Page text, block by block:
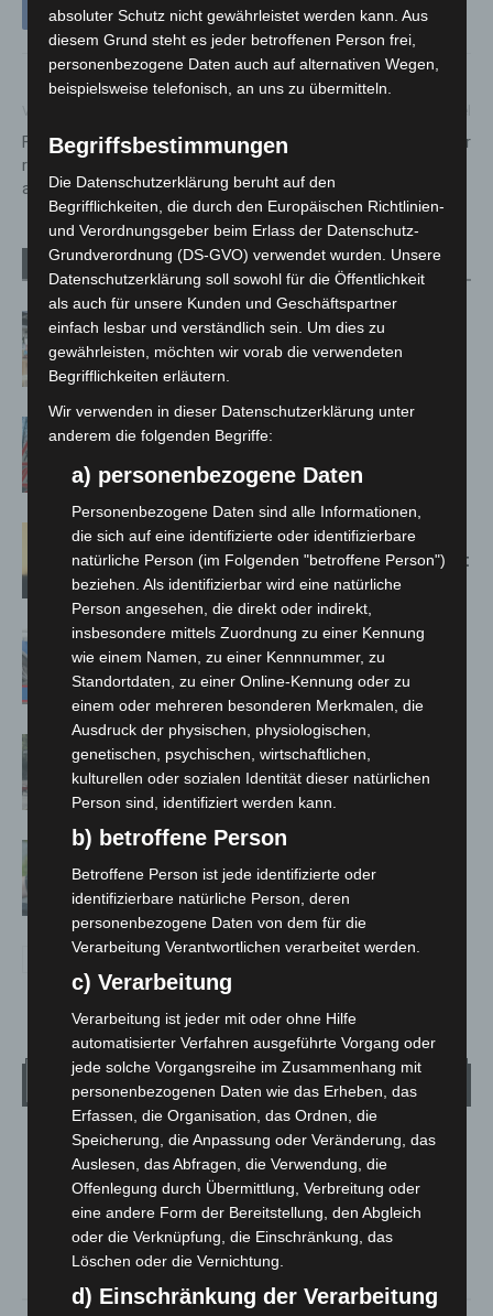
Filmreife Tat auf der A2: Diebe
rauben Lkw während der Fahrt
aus
Ostern geänderte Müllabfuhr
Verwandte Artikel Mehr vom Autor
Kunst trifft Weingenuss: Barbara-
Susann Mehring zeigt ihre Werke im
Jacques’ Wein-Depot Isernhagen
A2: Zweite Turbobaustelle startet
Bothfeld
Hannover: Erste Tigermücken-
Population in Niedersachsen entdeckt
Mann läuft mit Hockeyschläger über
A7 – Polizei sucht Zeugen
Gasleitung bei McDonald’s-Umbau in
Langenhagen beschädigt
Langenhagen: Autofahrer mit 3,17
Promille aus dem Verkehr gezogen
LANGENHAGEN
30.9°C 32.2°
absoluter Schutz nicht gewährleistet werden kann. Aus
diesem Grund steht es jeder betroffenen Person frei,
personenbezogene Daten auch auf alternativen Wegen,
beispielsweise telefonisch, an uns zu übermitteln.
Begriffsbestimmungen
Die Datenschutzerklärung beruht auf den
Begrifflichkeiten, die durch den Europäischen Richtlinien-
und Verordnungsgeber beim Erlass der Datenschutz-
Grundverordnung (DS-GVO) verwendet wurden. Unsere
Datenschutzerklärung soll sowohl für die Öffentlichkeit
als auch für unsere Kunden und Geschäftspartner
einfach lesbar und verständlich sein. Um dies zu
gewährleisten, möchten wir vorab die verwendeten
Begrifflichkeiten erläutern.
Wir verwenden in dieser Datenschutzerklärung unter
anderem die folgenden Begriffe:
a) personenbezogene Daten
Personenbezogene Daten sind alle Informationen,
die sich auf eine identifizierte oder identifizierbare
natürliche Person (im Folgenden "betroffene Person")
beziehen. Als identifizierbar wird eine natürliche
Person angesehen, die direkt oder indirekt,
insbesondere mittels Zuordnung zu einer Kennung
wie einem Namen, zu einer Kennnummer, zu
Standortdaten, zu einer Online-Kennung oder zu
einem oder mehreren besonderen Merkmalen, die
Ausdruck der physischen, physiologischen,
genetischen, psychischen, wirtschaftlichen,
kulturellen oder sozialen Identität dieser natürlichen
Person sind, identifiziert werden kann.
b) betroffene Person
Betroffene Person ist jede identifizierte oder
identifizierbare natürliche Person, deren
personenbezogene Daten von dem für die
Verarbeitung Verantwortlichen verarbeitet werden.
c) Verarbeitung
Verarbeitung ist jeder mit oder ohne Hilfe
automatisierter Verfahren ausgeführte Vorgang oder
jede solche Vorgangsreihe im Zusammenhang mit
personenbezogenen Daten wie das Erheben, das
Erfassen, die Organisation, das Ordnen, die
Speicherung, die Anpassung oder Veränderung, das
Auslesen, das Abfragen, die Verwendung, die
Offenlegung durch Übermittlung, Verbreitung oder
eine andere Form der Bereitstellung, den Abgleich
oder die Verknüpfung, die Einschränkung, das
Löschen oder die Vernichtung.
d) Einschränkung der Verarbeitung